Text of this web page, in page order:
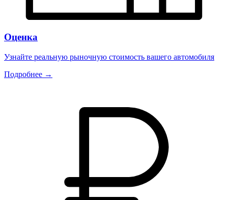
Оценка
Узнайте реальную рыночную стоимость вашего автомобиля
Подробнее →